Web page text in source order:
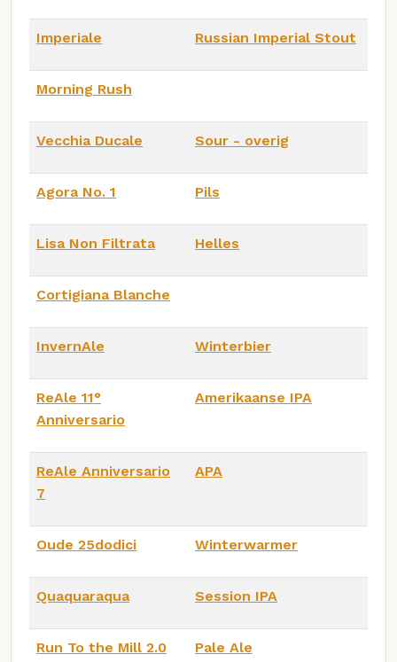
Imperiale Russian Imperial Stout
Morning Rush
Vecchia Ducale Sour - overig
Agora No. 1 Pils
Lisa Non Filtrata Helles
Cortigiana Blanche
InvernAle Winterbier
ReAle 11°
Anniversario
Amerikaanse IPA
ReAle Anniversario
7
APA
Oude 25dodici Winterwarmer
Quaquaraqua Session IPA
Run To the Mill 2.0 Pale Ale